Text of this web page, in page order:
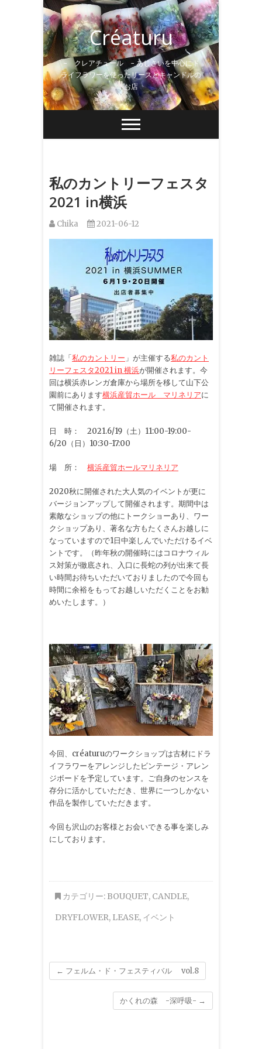
Skip
to
content
Créaturu
~ クレアチュール ~ あじさいを中心にド
ライフラワーを使ったリースとキャンドルの
お店
私のカントリーフェスタ
2021 in横浜
Chika 2021-06-12
雑誌「私のカントリー 」が主催する私のカント
リーフェスタ2021 in 横浜が開催されます。今
回は横浜赤レンガ倉庫から場所を移して山下公
園前にあります横浜産貿ホール マリネリアに
て開催されます。
日 時： 2021.6/19（土）11:00-19:00-
6/20（日）10:30-17:00
場 所： 横浜産貿ホールマリネリア
2020秋に開催された大人気のイベントが更に
バージョンアップして開催されます。期間中は
素敵なショップの他にトークショーあり、ワー
クショップあり、著名な方もたくさんお越しに
なっていますので1日中楽しんでいただけるイベ
ントです。（昨年秋の開催時にはコロナウィル
ス対策が徹底され、入口に長蛇の列が出来て長
い時間お待ちいただいておりましたので今回も
時間に余裕をもってお越しいただくことをお勧
めいたします。）
今回、créaturuのワークショップは古材にドラ
イフラワーをアレンジしたビンテージ・アレン
ジボードを予定しています。ご自身のセンスを
存分に活かしていただき、世界に一つしかない
作品を製作していただきます。
今回も沢山のお客様とお会いできる事を楽しみ
にしております。
カテゴリー: BOUQUET, CANDLE,
DRYFLOWER, LEASE, イベント
← フェルム・ド・フェスティバル vol.8
かくれの森 -深呼吸- →